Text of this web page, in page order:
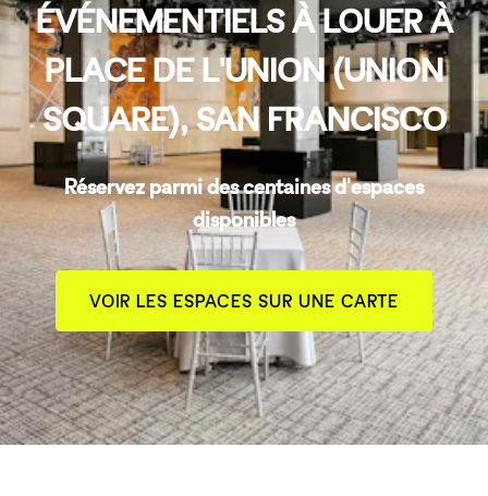
ÉVÉNEMENTIELS À LOUER À
PLACE DE L'UNION (UNION
SQUARE), SAN FRANCISCO
Réservez parmi des centaines d'espaces
disponibles
VOIR LES ESPACES SUR UNE CARTE